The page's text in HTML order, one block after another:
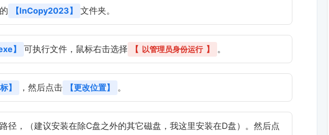
【InCopy2023】 文件夹。
】 可执行文件，鼠标右击选择 【 以管理员身份运行 】 。
】 ，然后点击 【更改位置】 。
径，（建议安装在除C盘之外的其它磁盘，我这里安装在D盘）。然后点